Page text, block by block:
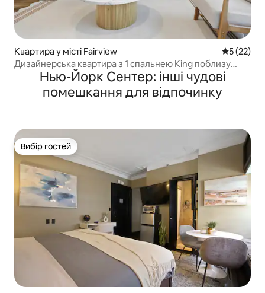
Квартира у місті Fairview Середня
5 (22)
Дизайнерська квартира з 1 спальнею King поблизу
Нью-Йорка | Безкоштовне паркування та тренажерний
Нью-Йорк Сентер: інші чудові
помешкання для відпочинку
Вибір гостей
Вибір гостей